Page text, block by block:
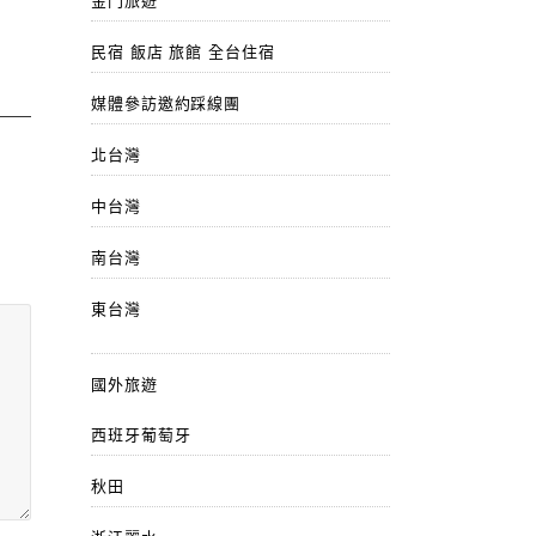
民宿 飯店 旅館 全台住宿
媒體參訪邀約踩線團
北台灣
中台灣
南台灣
東台灣
國外旅遊
西班牙葡萄牙
秋田